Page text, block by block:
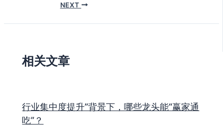
NEXT
相关文章
行业集中度提升”背景下，哪些龙头能“赢家通
吃”？